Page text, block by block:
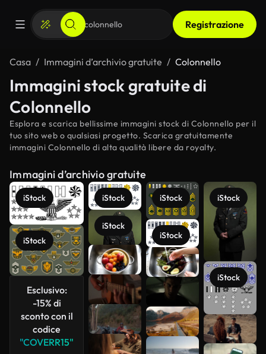
Registrazione
Casa Immagini d’archivio gratuite Colonnello
Immagini stock gratuite di
Colonnello
Esplora e scarica bellissime immagini stock di Colonnello per il
tuo sito web o qualsiasi progetto. Scarica gratuitamente
immagini Colonnello di alta qualità libere da royalty.
Immagini d’archivio gratuite
iStock
iStock
Esclusivo:
-15% di
sconto con il
codice
"COVERR15"
iStock
iStock
iStock
iStock
iStock
iStock
Scopri di
più